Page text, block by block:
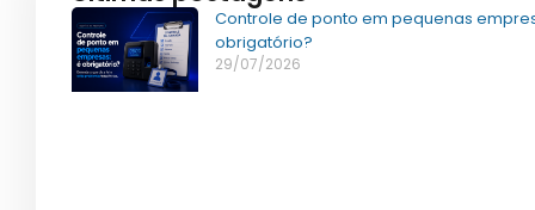
Controle de ponto em pequenas
obrigatório?
29/07/2026